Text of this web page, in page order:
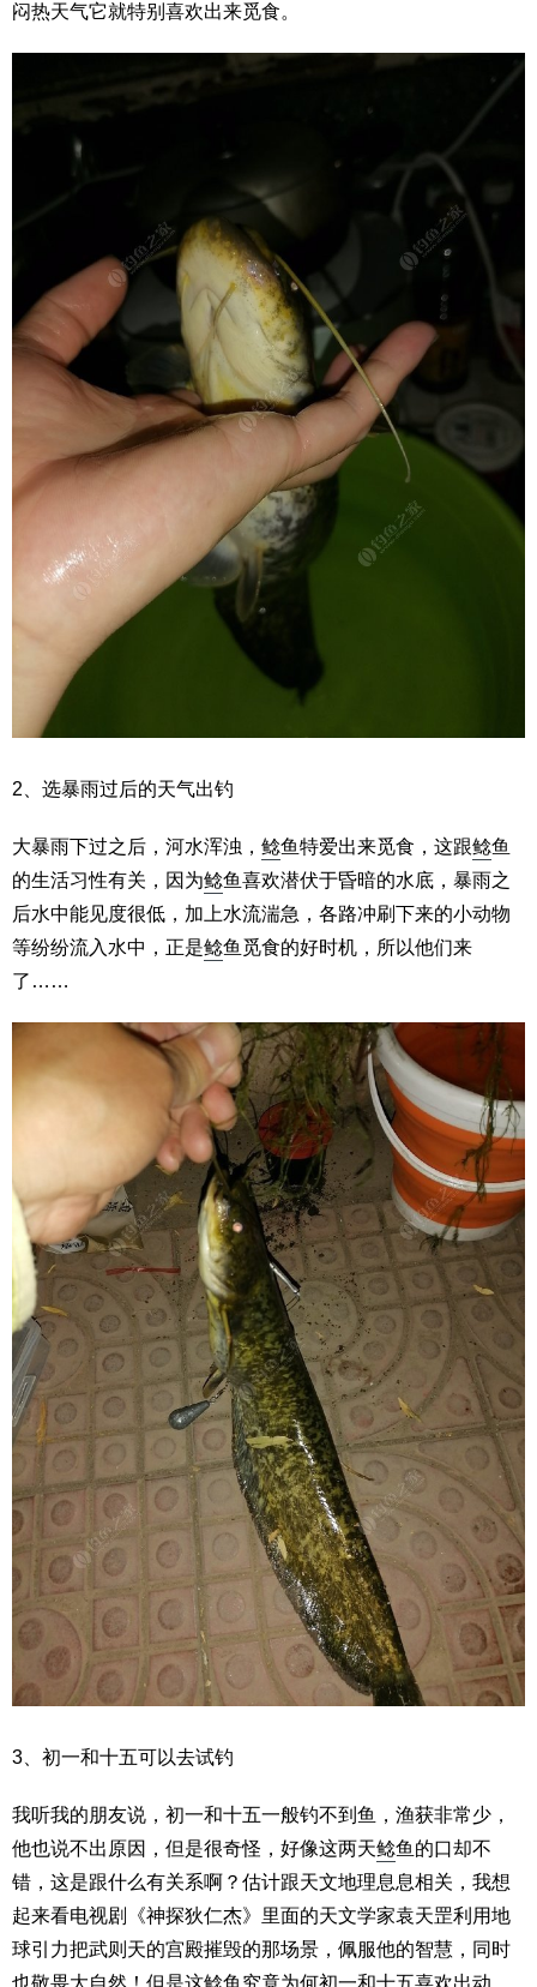
闷热天气它就特别喜欢出来觅食。
2、选暴雨过后的天气出钓
大暴雨下过之后，河水浑浊， 鲶鱼特爱出来觅食，这跟鲶鱼
的生活习性有关，因为鲶鱼喜欢潜伏于昏暗的水底，暴雨之
后水中能见度很低，加上水流湍急，各路冲刷下来的小动物
等纷纷流入水中，正是鲶鱼觅食的好时机，所以他们来
了……
3、初一和十五可以去试钓
我听我的朋友说，初一和十五一般钓不到鱼，渔获非常少，
他也说不出原因，但是很奇怪，好像这两天鲶鱼的口却不
错，这是跟什么有关系啊？估计跟天文地理息息相关，我想
起来看电视剧《神探狄仁杰》里面的天文学家袁天罡利用地
球引力把武则天的宫殿摧毁的那场景，佩服他的智慧，同时